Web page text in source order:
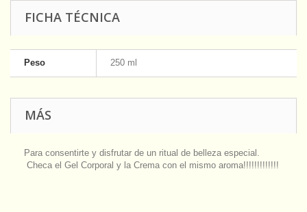
FICHA TÉCNICA
Peso 250 ml
MÁS
Para consentirte y disfrutar de un ritual de belleza especial.
Checa el Gel Corporal y la Crema con el mismo aroma!!!!!!!!!!!!!